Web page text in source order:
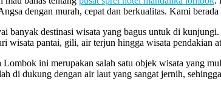
dengan murah, cepat dan berkualitas. Kami
banyak destinasi wisata yang bagus untuk di
wisata pantai, gili, air terjun hingga wisata
ini merupakan salah satu objek wisata yang
di dukung dengan air laut yang sangat jernih,